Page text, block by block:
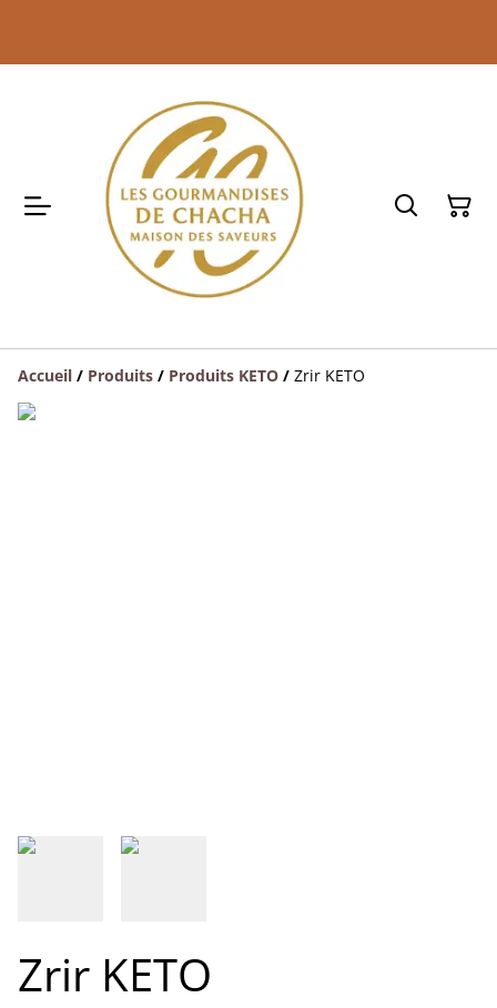
Accueil / Produits / Produits KETO / Zrir KETO
Zrir KETO